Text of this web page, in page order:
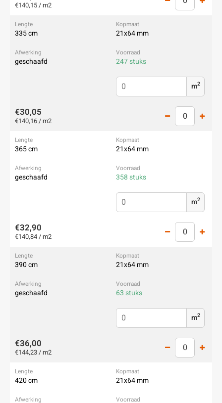
€140,15 / m2
335 cm 21x64 mm
geschaafd 247 stuks
m2
€30,05
€140,16 / m2
365 cm 21x64 mm
geschaafd 358 stuks
m2
€32,90
€140,84 / m2
390 cm 21x64 mm
geschaafd 63 stuks
m2
€36,00
€144,23 / m2
420 cm 21x64 mm